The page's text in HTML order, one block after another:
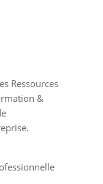
Ressources
&